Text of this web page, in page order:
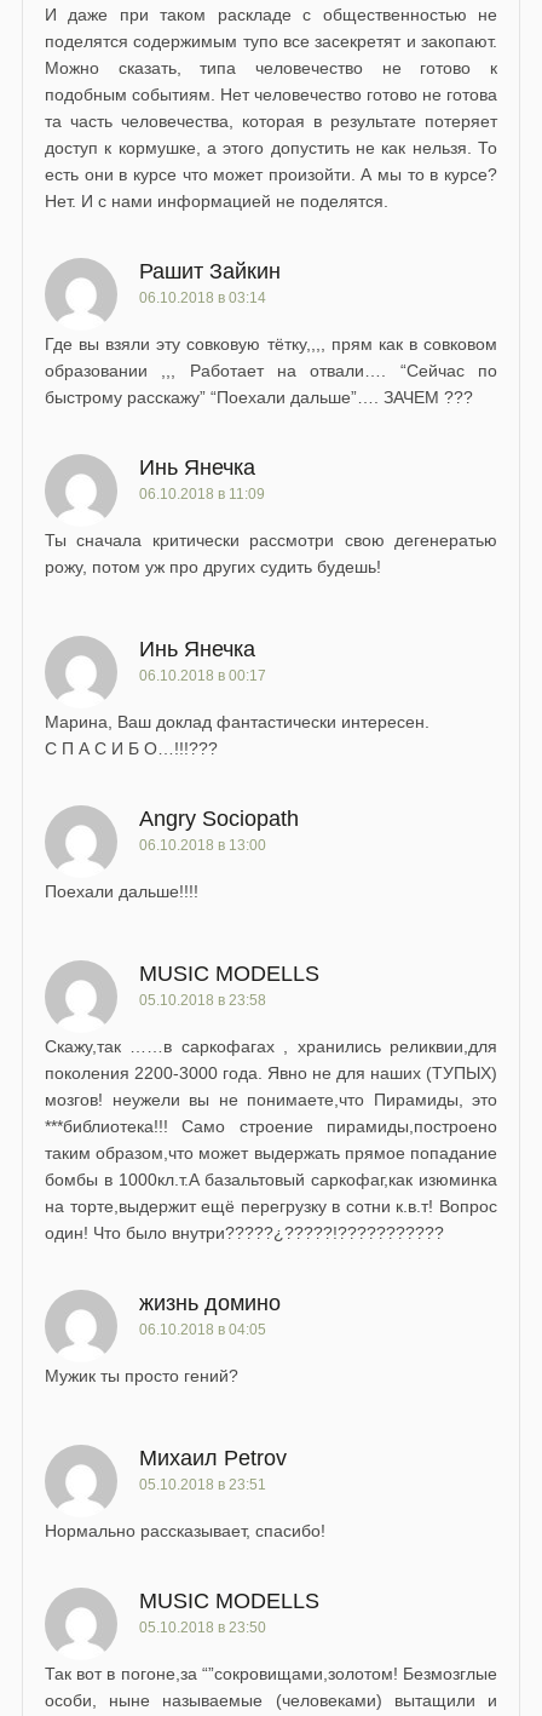
И даже при таком раскладе с общественностью не
поделятся содержимым тупо все засекретят и закопают.
Можно сказать, типа человечество не готово к
подобным событиям. Нет человечество готово не готова
та часть человечества, которая в результате потеряет
доступ к кормушке, а этого допустить не как нельзя. То
есть они в курсе что может произойти. А мы то в курсе?
Нет. И с нами информацией не поделятся.
Рашит Зайкин
06.10.2018 в 03:14
Где вы взяли эту совковую тётку,,,, прям как в совковом
образовании ,,, Работает на отвали…. “Сейчас по
быстрому расскажу” “Поехали дальше”…. ЗАЧЕМ ???
Инь Янечка
06.10.2018 в 11:09
Ты сначала критически рассмотри свою дегенератью
рожу, потом уж про других судить будешь!
Инь Янечка
06.10.2018 в 00:17
Марина, Ваш доклад фантастически интересен.
С П А С И Б О…!!!???
Angry Sociopath
06.10.2018 в 13:00
Поехали дальше!!!!
MUSIC MODELLS
05.10.2018 в 23:58
Скажу,так ……в саркофагах , хранились реликвии,для
поколения 2200-3000 года. Явно не для наших (ТУПЫХ)
мозгов! неужели вы не понимаете,что Пирамиды, это
***библиотека!!! Само строение пирамиды,построено
таким образом,что может выдержать прямое попадание
бомбы в 1000кл.т.А базальтовый саркофаг,как изюминка
на торте,выдержит ещё перегрузку в сотни к.в.т! Вопрос
один! Что было внутри?????¿?????!???????????
жизнь домино
06.10.2018 в 04:05
Мужик ты просто гений?
Михаил Petrov
05.10.2018 в 23:51
Нормально рассказывает, спасибо!
MUSIC MODELLS
05.10.2018 в 23:50
Так вот в погоне,за “”сокровищами,золотом! Безмозглые
особи, ныне называемые (человеками) вытащили и